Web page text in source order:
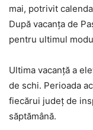
mai, potrivit
După vacanța de
pentru ultimul
Ultima vacanță a
de schi. Perioada
fiecărui județ de
săptămână.